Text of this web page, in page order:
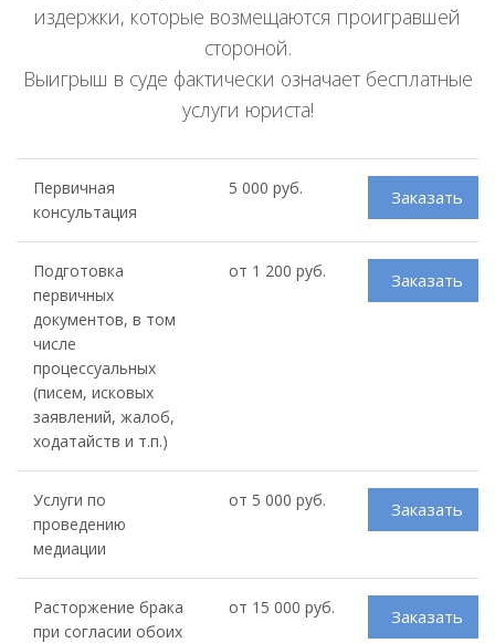
издержки, которые возмещаются проигравшей
стороной.
Выигрыш в суде фактически означает бесплатные
услуги юриста!
Первичная
консультация
5 000 руб. Заказать
Подготовка
первичных
документов, в том
числе
процессуальных
(писем, исковых
заявлений, жалоб,
ходатайств и т.п.)
от 1 200 руб. Заказать
Услуги по
проведению
медиации
от 5 000 руб. Заказать
Расторжение брака
при согласии обоих
от 15 000 руб. Заказать